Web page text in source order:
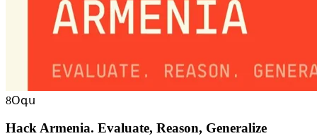
8Օգս
Hack Armenia. Evaluate, Reason, Generalize